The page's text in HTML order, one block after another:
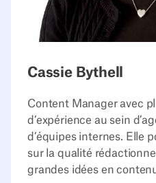
Cassie Bythell
Content Manager avec
d’expérience au sein
d’équipes internes. Elle
sur la qualité
grandes idées en